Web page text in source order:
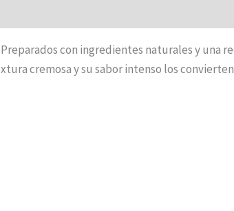
con ingredientes naturales y una
cremosa y su sabor intenso los